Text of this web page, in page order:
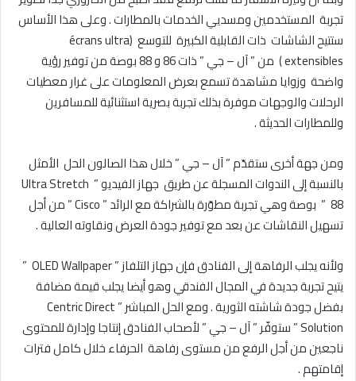
تجربة المستخدمين ومسديي الخدمات بالمطارات . وعلى هذا الأساس
ستتيح الشاشات ذات القابلية الكبيرة للتوسع (écrans ultra
extensibles ) من ” آل – جي ” ذات 86 و 88 بوصة من توفير رؤية
واضحة وزوايا مشاهدة تسمع بعرض المعلومات على غرار معطيات
الرحلات والوجهات موفرة بذلك تجربة بصرية استثنائية للمسافرين
وللمطارات الحديثة .
ومن جهة أخرى ستقدّم ” آل – جي ” خلال هذا الصالون الحل الأمثل
بالنسبة إلى الندوات المسجلة عن طريق جهاز الفيديو ” Ultra Stretch
” 88 بوصة وهي تجربة مطوّرة بالشراكة مع الرائد ” Cisco ” من أجل
تسهيل النقاشات عن بعد مع توفير جودة العرض ونقاوته العالية .
ولأنه يجلب الرفاهة إلى الفنادق فإن جهاز التلفاز ” OLED Wallpaper ”
يتيح تجربة جديدة في المجال الفندقي وهو أيضا يجلب قيمة مضافة
بفضل جودة شاشته الثورية . ومع الحل المباشر ” Centric Direct
Solution ” ستوفّر ” آل – جي ” لأصحاب الفنادق إنتاجا وإدارة للمحتوى
ناجعين من أجل الرفع من مستوى رفاهة الحرفاء خلال كامل فترات
إقامتهم .